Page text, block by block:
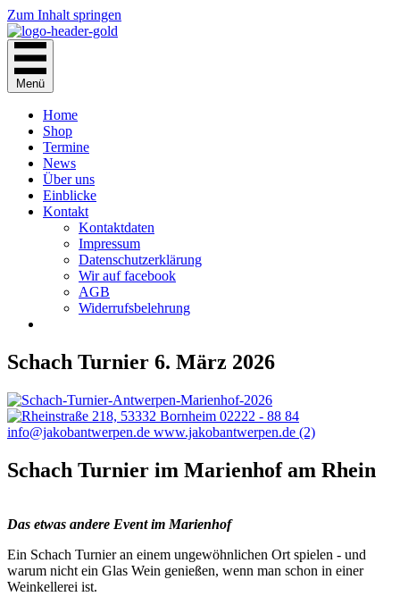
Zum Inhalt springen
Menü
Home
Shop
Termine
News
Über uns
Einblicke
Kontakt
Kontaktdaten
Impressum
Datenschutzerklärung
Wir auf facebook
AGB
Widerrufsbelehrung
Schach Turnier 6. März 2026
Schach Turnier im Marienhof am Rhein
Das etwas andere Event im Marienhof
Ein Schach Turnier an einem ungewöhnlichen Ort spielen - und
warum nicht ein Glas Wein genießen, wenn man schon in einer
Weinkellerei ist.